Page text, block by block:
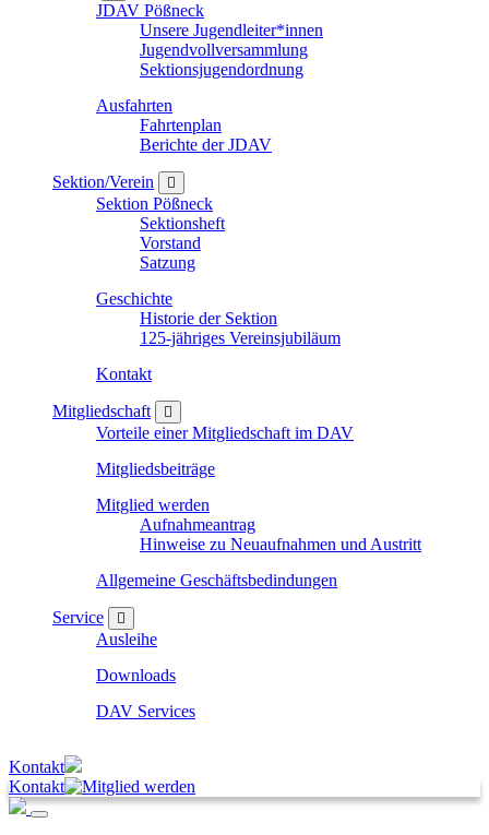
JDAV Pößneck
Unsere Jugendleiter*innen
Jugendvollversammlung
Sektionsjugendordnung
Ausfahrten
Fahrtenplan
Berichte der JDAV
Sektion/Verein
Sektion Pößneck
Sektionsheft
Vorstand
Satzung
Geschichte
Historie der Sektion
125-jähriges Vereinsjubiläum
Kontakt
Mitgliedschaft
Vorteile einer Mitgliedschaft im DAV
Mitgliedsbeiträge
Mitglied werden
Aufnahmeantrag
Hinweise zu Neuaufnahmen und Austritt
Allgemeine Geschäftsbedindungen
Service
Ausleihe
Downloads
DAV Services
Kontakt
Kontakt